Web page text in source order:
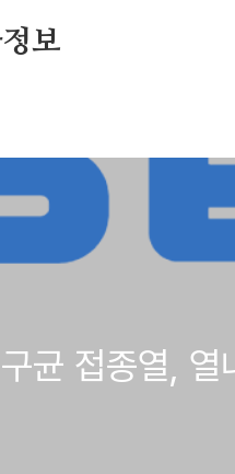
보
균 접종열,